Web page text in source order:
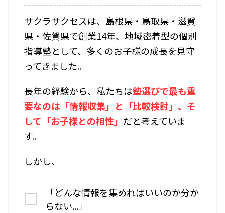
サクラサクセスは、島根県・鳥取県・滋賀
県・佐賀県で創業14年、地域密着型の個別
指導塾として、多くのお子様の成長を見守
ってきました。
長年の経験から、私たちは塾選びで最も重
要なのは「情報収集」と「比較検討」、そ
して「お子様との相性」 だと考えていま
す。
しかし、
「どんな情報を集めればいいのか分か
らない...」